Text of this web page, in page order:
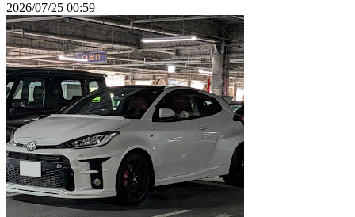
2026/07/25 00:59